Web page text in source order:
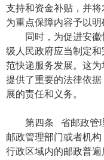
支持和资金补贴，并
为重点保障内容予以明
同时，为促进安徽
级人民政府应当制定
范快递服务发展。这
提供了重要的法律依
展的责任和义务。
第四条 省邮政管理
邮政管理部门或者机
行政区域内的邮政普